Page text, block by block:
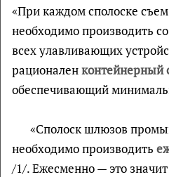
«При каждом сполоске
необходимо производить
всех улавливающих
рационаленконтейнерный
обеспечивающий
«Сполоск шлюзов
необходимо производить
/1/. Ежесменно — это